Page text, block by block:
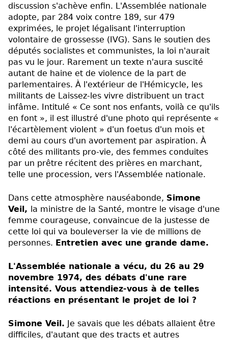
discussion s'achève enfin. L'Assemblée nationale
adopte, par 284 voix contre 189, sur 479
exprimées, le projet légalisant l'interruption
volontaire de grossesse (IVG). Sans le soutien des
députés socialistes et communistes, la loi n'aurait
pas vu le jour. Rarement un texte n'aura suscité
autant de haine et de violence de la part de
parlementaires. À l'extérieur de l'Hémicycle, les
militants de Laissez-les vivre distribuent un tract
infâme. Intitulé « Ce sont nos enfants, voilà ce qu'ils
en font », il est illustré d'une photo qui représente «
l'écartèlement violent » d'un foetus d'un mois et
demi au cours d'un avortement par aspiration. À
côté des militants pro-vie, des femmes conduites
par un prêtre récitent des prières en marchant,
telle une procession, vers l'Assemblée nationale.
Dans cette atmosphère nauséabonde, Simone
Veil, la ministre de la Santé, montre le visage d'une
femme courageuse, convaincue de la justesse de
cette loi qui va bouleverser la vie de millions de
personnes. Entretien avec une grande dame.
L'Assemblée nationale a vécu, du 26 au 29
novembre 1974, des débats d'une rare
intensité. Vous attendiez-vous à de telles
réactions en présentant le projet de loi ?
Simone Veil. Je savais que les débats allaient être
difficiles, d'autant que des tracts et autres